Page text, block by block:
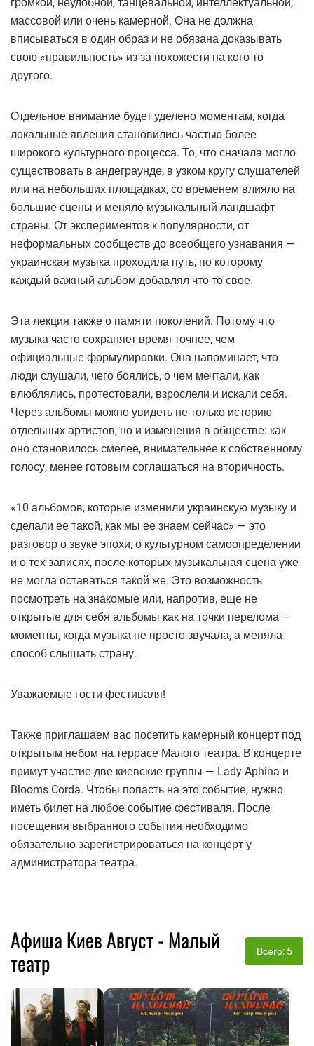
массовой или очень камерной. Она не должна
вписываться в один образ и не обязана доказывать
свою «правильность» из-за похожести на кого-то
другого.
Отдельное внимание будет уделено моментам, когда
локальные явления становились частью более
широкого культурного процесса. То, что сначала могло
существовать в андеграунде, в узком кругу слушателей
или на небольших площадках, со временем влияло на
большие сцены и меняло музыкальный ландшафт
страны. От экспериментов к популярности, от
неформальных сообществ до всеобщего узнавания —
украинская музыка проходила путь, по которому
каждый важный альбом добавлял что-то свое.
Эта лекция также о памяти поколений. Потому что
музыка часто сохраняет время точнее, чем
официальные формулировки. Она напоминает, что
люди слушали, чего боялись, о чем мечтали, как
влюблялись, протестовали, взрослели и искали себя.
Через альбомы можно увидеть не только историю
отдельных артистов, но и изменения в обществе: как
оно становилось смелее, внимательнее к собственному
голосу, менее готовым соглашаться на вторичность.
«10 альбомов, которые изменили украинскую музыку и
сделали ее такой, как мы ее знаем сейчас» — это
разговор о звуке эпохи, о культурном самоопределении
и о тех записях, после которых музыкальная сцена уже
не могла оставаться такой же. Это возможность
посмотреть на знакомые или, напротив, еще не
открытые для себя альбомы как на точки перелома —
моменты, когда музыка не просто звучала, а меняла
способ слышать страну.
Уважаемые гости фестиваля!
Также приглашаем вас посетить камерный концерт под
открытым небом на террасе Малого театра. В концерте
примут участие две киевские группы — Lady Aphina и
Blooms Corda. Чтобы попасть на это событие, нужно
иметь билет на любое событие фестиваля. После
посещения выбранного события необходимо
обязательно зарегистрироваться на концерт у
администратора театра.
Афиша Киев Август - Малый
театр
Всего: 5